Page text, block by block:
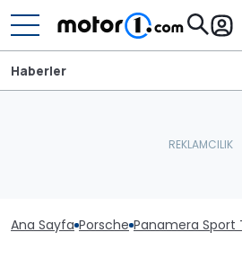
Haberler
Ana Sayfa Porsche Panamera Sport